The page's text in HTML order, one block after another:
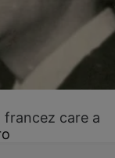
francez care a